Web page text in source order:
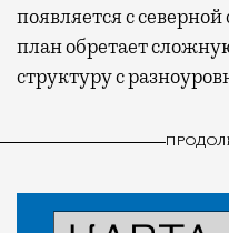
появляется с
план обретает
структуру с